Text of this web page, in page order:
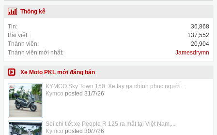
Thống kê
Tin:
36,868
Bài viết:
137,552
Thành viên:
20,904
Thành viên mới nhất:
Jamesdrymn
Xe Moto PKL mới đăng bán
KYMCO Sky Town 150: Xe tay ga chinh phục người...
Kymco posted 31/7/26
Soi chi tiết xe People R 125 ra mắt tại Việt Nam,...
Kymco posted 30/7/26